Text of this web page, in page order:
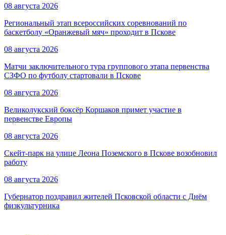
08 августа 2026
Региональный этап всероссийских соревнований по
баскетболу «Оранжевый мяч» проходит в Пскове
08 августа 2026
Матчи заключительного тура группового этапа первенства
СЗФО по футболу стартовали в Пскове
08 августа 2026
Великолукский боксёр Коршаков примет участие в
первенстве Европы
08 августа 2026
Скейт-парк на улице Леона Поземского в Пскове возобновил
работу
08 августа 2026
Губернатор поздравил жителей Псковской области с Днём
физкультурника